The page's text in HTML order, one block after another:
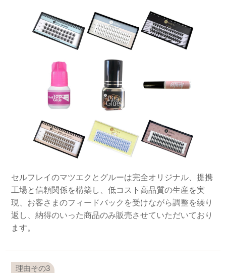
セルフレイのマツエクとグルーは完全オリジナル、提携
工場と信頼関係を構築し、低コスト高品質の生産を実
現、お客さまのフィードバックを受けながら調整を繰り
返し、納得のいった商品のみ販売させていただいており
ます。